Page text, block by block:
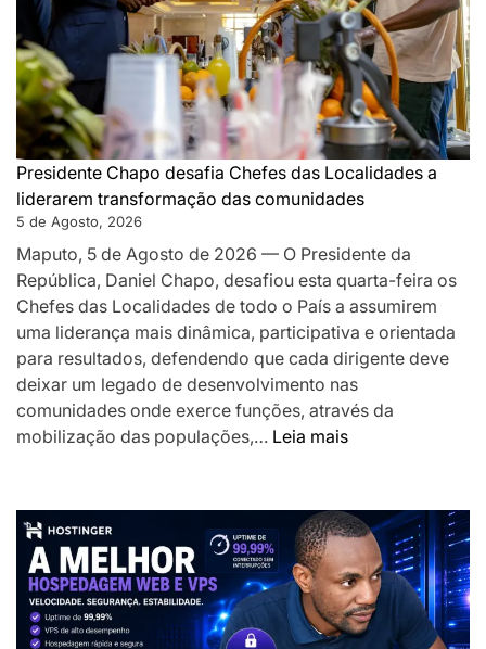
da
de
e
desafia-
os
o
local
Presidente Chapo desafia Chefes das Localidades a
liderarem transformação das comunidades
5 de Agosto, 2026
Maputo, 5 de Agosto de 2026 — O Presidente da
República, Daniel Chapo, desafiou esta quarta-feira os
Chefes das Localidades de todo o País a assumirem
uma liderança mais dinâmica, participativa e orientada
para resultados, defendendo que cada dirigente deve
deixar um legado de desenvolvimento nas
comunidades onde exerce funções, através da
mobilização das populações,… Leia mais:
desafia
Chefes
das
Localidades
a
liderarem